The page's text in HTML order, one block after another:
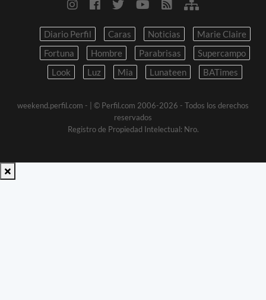
Diario Perfil Caras Noticias
Marie Claire
Fortuna
Hombre Parabrisas
Supercampo
Look
Luz Mia Lunateen BATimes
weekend.perfil.com -
| © Perfil.com 2006-2026 - Todos los derechos
reservados
Registro de Propiedad Intelectual: Nro.